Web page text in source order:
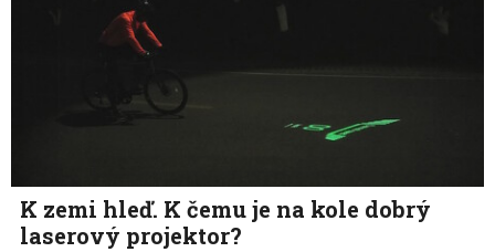
K zemi hleď. K čemu je na kole dobrý
laserový projektor?